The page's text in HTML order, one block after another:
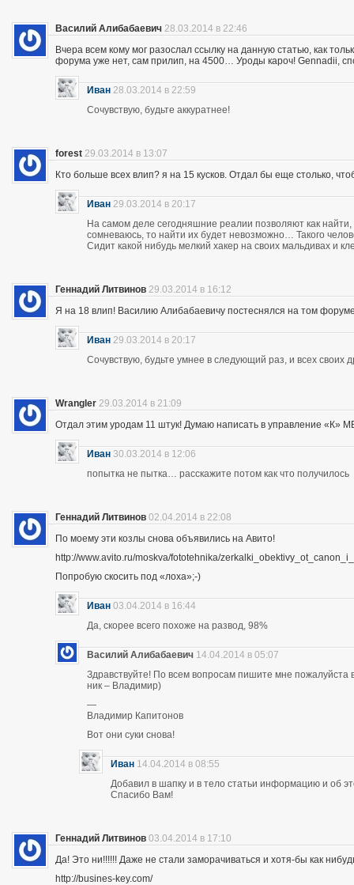
Василий Алибабаевич 28.03.2014 в 22:46
Вчера всем кому мог разослал ссылку на данную статью, как
форума уже нет, сам прилип, на 4500… Уроды кароч! Gennadii,
Иван 28.03.2014 в 22:59
Сочувствую, будьте аккуратнее!
forest 29.03.2014 в 13:07
Кто больше всех влип? я на 15 кусков. Отдал бы еще столько,
Иван 29.03.2014 в 20:17
На самом деле сегодняшние реалии позволяют как
сомневаюсь, то найти их будет невозможно… Такого
Сидит какой нибудь мелкий хакер на своих мальдивах и
Геннадий Литвинов 29.03.2014 в 16:12
Я на 18 влип! Василию Алибабаевичу постеснялся на том
Иван 29.03.2014 в 20:17
Сочувствую, будьте умнее в следующий раз, и всех своих
Wrangler 29.03.2014 в 21:09
Отдал этим уродам 11 штук! Думаю написать в управление «К»
Иван 30.03.2014 в 12:06
попытка не пытка… расскажите потом как что получилось
Геннадий Литвинов 02.04.2014 в 22:08
По моему эти козлы снова объявились на Авито!
http://www.avito.ru/moskva/fototehnika/
Попробую скосить под «лоха»;-)
Иван 03.04.2014 в 16:44
Да, скорее всего похоже на развод, 98%
Василий Алибабаевич 14.04.2014 в 05:07
Здравствуйте! По всем вопросам пишите мне
ник – Владимир)
—
Владимир Капитонов
Вот они суки снова!
Иван 14.04.2014 в 08:55
Добавил в шапку и в тело статьи информацию и об
Спасибо Вам!
Геннадий Литвинов 03.04.2014 в 17:10
Да! Это ни!!!!!! Даже не стали заморачиваться и хотя-бы как
http://busines-key.com/